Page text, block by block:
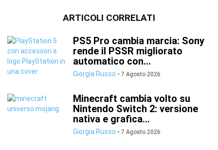
ARTICOLI CORRELATI
PS5 Pro cambia marcia: Sony
rende il PSSR migliorato
automatico con...
Giorgia Russo - 7 Agosto 2026
Minecraft cambia volto su
Nintendo Switch 2: versione
nativa e grafica...
Giorgia Russo - 7 Agosto 2026